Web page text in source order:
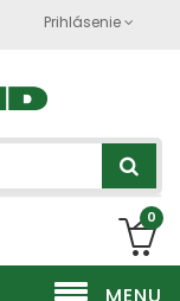
Prihlásenie
0